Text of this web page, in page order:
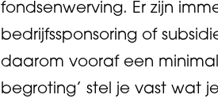
fondsenwerving. Er zijn
bedrijfssponsoring of
daarom vooraf een
begroting’ stel je vast wat